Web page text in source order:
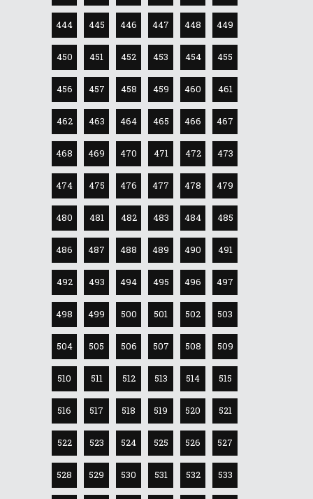
444 445 446 447 448 449
450 451 452 453 454 455
456 457 458 459 460 461
462 463 464 465 466 467
468 469 470 471 472 473
474 475 476 477 478 479
480 481 482 483 484 485
486 487 488 489 490 491
492 493 494 495 496 497
498 499 500 501 502 503
504 505 506 507 508 509
510 511 512 513 514 515
516 517 518 519 520 521
522 523 524 525 526 527
528 529 530 531 532 533